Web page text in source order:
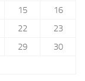
15
16
22
23
29
30